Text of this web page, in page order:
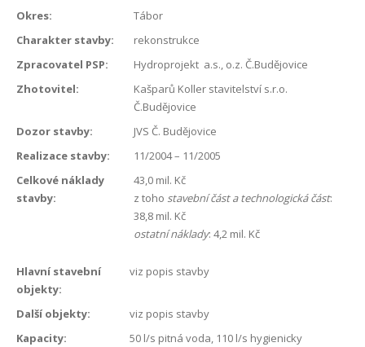
Okres:
Tábor
Charakter stavby:
rekonstrukce
Zpracovatel PSP:
Hydroprojekt a.s., o.z. Č.Budějovice
Zhotovitel:
Kašparů Koller stavitelství s.r.o.
Č.Budějovice
Dozor stavby:
JVS Č. Budějovice
Realizace stavby:
11/2004 – 11/2005
Celkové náklady
stavby:
43,0 mil. Kč
z toho stavební část a technologická část:
38,8 mil. Kč
ostatní náklady: 4,2 mil. Kč
Hlavní stavební
objekty:
viz popis stavby
Další objekty:
viz popis stavby
Kapacity:
50 l/s pitná voda, 110 l/s hygienicky